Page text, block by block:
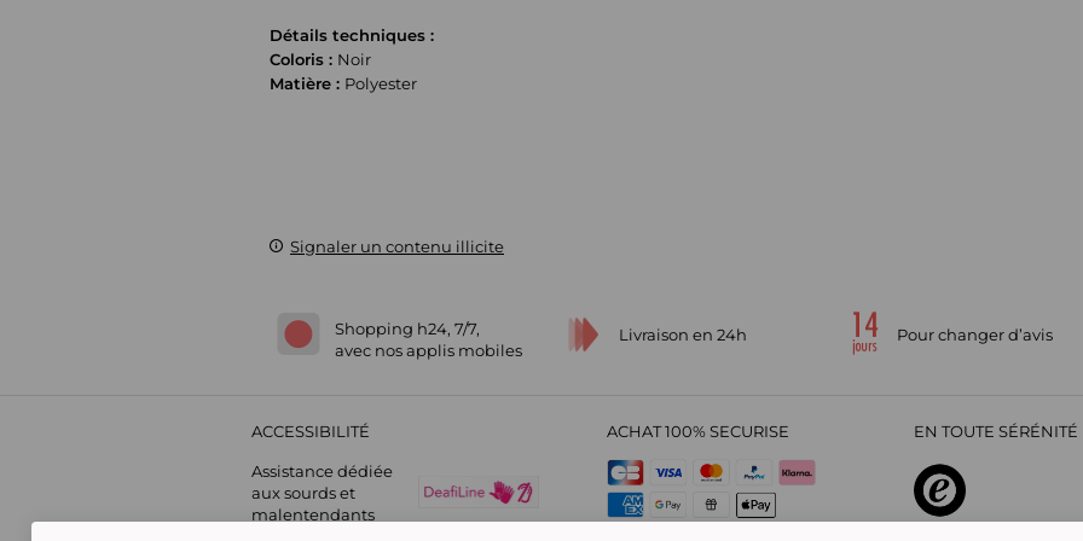
Détails techniques :
Coloris : Noir
Matière : Polyester
Signaler un contenu illicite
Shopping h24, 7/7,
avec nos applis mobiles
Livraison en 24h Pour changer d’avis
ACCESSIBILITÉ
Assistance dédiée
aux sourds et
malentendants
ACHAT 100% SECURISE EN TOUTE SÉRÉNITÉ